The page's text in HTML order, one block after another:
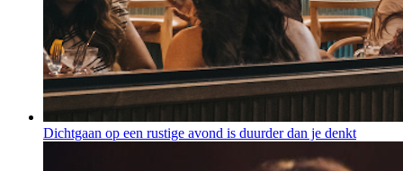
Dichtgaan op een rustige avond is duurder dan je denkt